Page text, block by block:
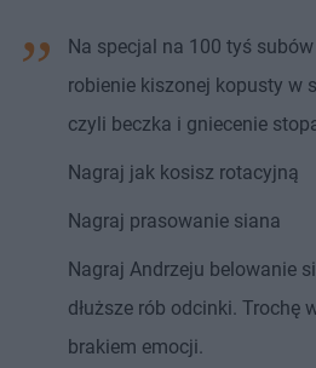
Na specjal na 100 tyś
robienie kiszonej kopusty w
czyli beczka i gniecenie
Nagraj jak kosisz rotacyjną
Nagraj prasowanie siana
Nagraj Andrzeju belowanie
dłuższe rób odcinki. Trochę
brakiem emocji.